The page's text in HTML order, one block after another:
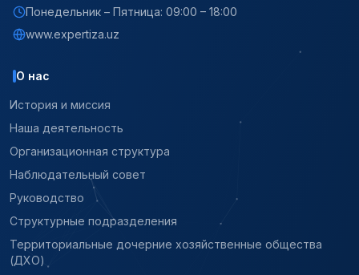
Понедельник – Пятница: 09:00 – 18:00
www.expertiza.uz
О нас
История и миссия
Наша деятельность
Организационная структура
Наблюдательный совет
Руководство
Структурные подразделения
Территориальные дочерние хозяйственные общества
(ДХО)